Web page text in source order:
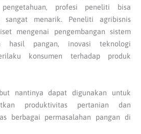
profesi peneliti bisa
menarik. Peneliti agribisnis
mengenai pengembangan sistem
hasil pangan, inovasi teknologi
konsumen terhadap produk
nantinya dapat digunakan untuk
produktivitas pertanian dan
berbagai permasalahan pangan di